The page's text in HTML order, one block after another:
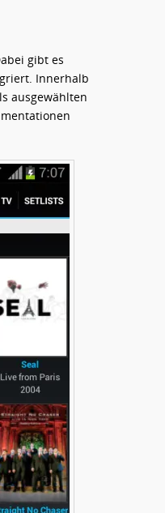
gibt es
Innerhalb
ausgewählten